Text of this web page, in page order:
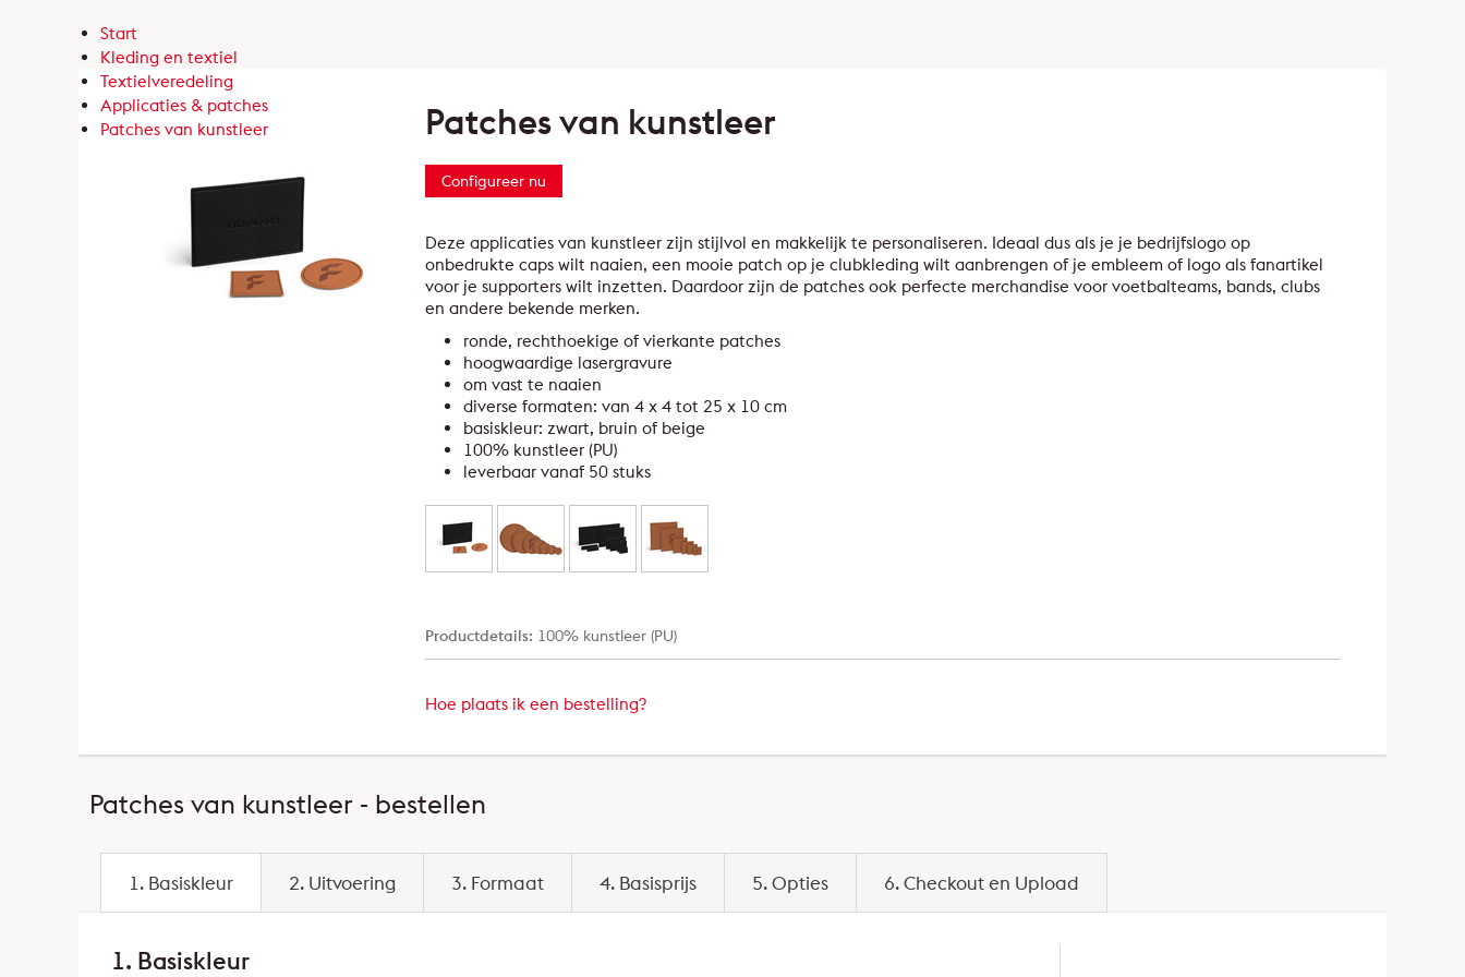
Start
Kleding en textiel
Textielveredeling
Applicaties & patches
Patches van kunstleer
Patches van kunstleer
Configureer nu
Deze applicaties van kunstleer zijn stijlvol en makkelijk te personaliseren. Ideaal dus als je je bedrijfslogo op
onbedrukte caps wilt naaien, een mooie patch op je clubkleding wilt aanbrengen of je embleem of logo als fanartikel
voor je supporters wilt inzetten. Daardoor zijn de patches ook perfecte merchandise voor voetbalteams, bands, clubs
en andere bekende merken.
ronde, rechthoekige of vierkante patches
hoogwaardige lasergravure
om vast te naaien
diverse formaten: van 4 x 4 tot 25 x 10 cm
basiskleur: zwart, bruin of beige
100% kunstleer (PU)
leverbaar vanaf 50 stuks
Productdetails: 100% kunstleer (PU)
Hoe plaats ik een bestelling?
Patches van kunstleer - bestellen
1. Basiskleur 2. Uitvoering 3. Formaat 4. Basisprijs 5. Opties 6. Checkout en Upload
1. Basiskleur